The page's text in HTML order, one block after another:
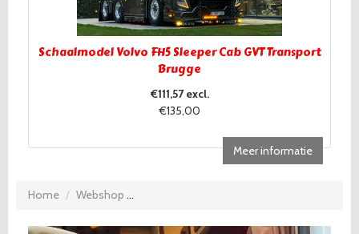
Schaalmodel Volvo FH5 Sleeper Cab GVT Transport
Brugge
€111,57 excl.
€135,00
Meer informatie
Home Webshop